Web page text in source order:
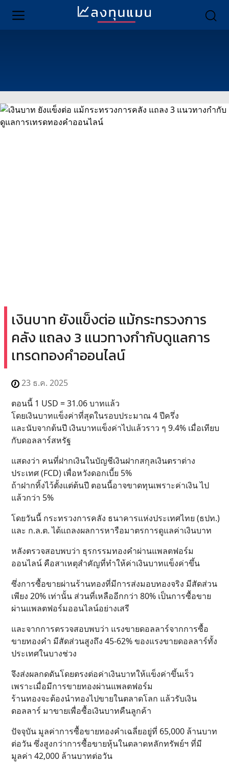
เงินบาท ยังแข็งต่อ แม้กระทรวงการ
คลัง แถลง 3 แนวทางกำกับดูแลการ
เทรดทองคำออนไลน์
23 ธ.ค. 2025
ตอนนี้ 1 USD = 31.06 บาทแล้ว
โดยเงินบาทแข็งค่าที่สุดในรอบประมาณ 4 ปีครึ่ง
และนับจากต้นปี เงินบาทแข็งค่าไปแล้วราว ๆ 9.4% เมื่อเทียบ
กับดอลลาร์สหรัฐ
แสดงว่า คนที่ฝากเงินในบัญชีเงินฝากสกุลเงินตราต่าง
ประเทศ (FCD) เพื่อหวังดอกเบี้ย 5%
ถ้าฝากทิ้งไว้ตั้งแต่ต้นปี ตอนนี้อาจขาดทุนเพราะค่าเงิน ไป
แล้วกว่า 5%
โดยวันนี้ กระทรวงการคลัง ธนาคารแห่งประเทศไทย (ธปท.)
และ ก.ล.ต. ได้แถลงผลการหารือมาตรการดูแลค่าเงินบาท
หลังตรวจสอบพบว่า ธุรกรรมทองคำผ่านแพลตฟอร์ม
ออนไลน์ คือสาเหตุสำคัญที่ทำให้ค่าเงินบาทแข็งค่าขึ้น
ซึ่งการซื้อขายผ่านร้านทองที่มีการส่งมอบทองจริง มีสัดส่วน
เพียง 20% เท่านั้น ส่วนที่เหลืออีกกว่า 80% เป็นการซื้อขาย
ผ่านแพลตฟอร์มออนไลน์อย่างเสรี
และจากการตรวจสอบพบว่า แรงขายดอลลาร์จากการซื้อ
ขายทองคำ มีสัดส่วนสูงถึง 45-62% ของแรงขายดอลลาร์ทั้ง
ประเทศในบางช่วง
จึงส่งผลกดดันโดยตรงต่อค่าเงินบาทให้แข็งค่าขึ้นเร็ว
เพราะเมื่อมีการขายทองผ่านแพลตฟอร์ม
ร้านทองจะต้องนำทองไปขายในตลาดโลก แล้วรับเงิน
ดอลลาร์ มาขายเพื่อซื้อเงินบาทคืนลูกค้า
ปัจจุบัน มูลค่าการซื้อขายทองคำเฉลี่ยอยู่ที่ 65,000 ล้านบาท
ต่อวัน ซึ่งสูงกว่าการซื้อขายหุ้นในตลาดหลักทรัพย์ฯ ที่มี
มูลค่า 42,000 ล้านบาทต่อวัน